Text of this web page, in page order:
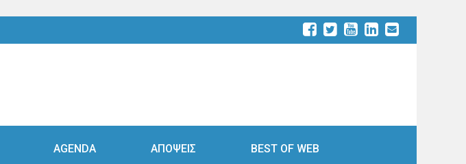
AGENDA ΑΠΟΨΕΙΣ BEST OF WEB